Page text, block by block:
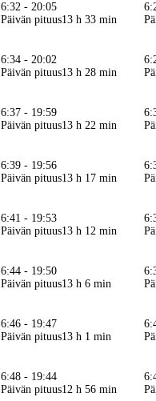
6:32 - 20:05
Päivän pituus13 h 33 min
6:34 - 20:02
Päivän pituus13 h 28 min
6:37 - 19:59
Päivän pituus13 h 22 min
6:39 - 19:56
Päivän pituus13 h 17 min
6:41 - 19:53
Päivän pituus13 h 12 min
6:44 - 19:50
Päivän pituus13 h 6 min
6:46 - 19:47
Päivän pituus13 h 1 min
6:48 - 19:44
Päivän pituus12 h 56 min